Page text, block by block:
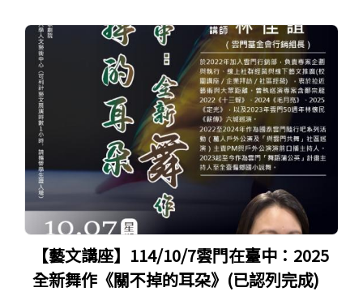
【藝文講座】114/10/7雲門在臺中：2025
全新舞作《關不掉的耳朶》(已認列完成)